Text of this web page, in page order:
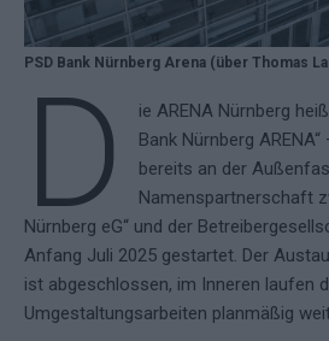
PSD Bank Nürnberg Arena (über Thomas
D
ie ARENA Nürnberg
Bank Nürnberg
bereits an der
Namenspartnerschaft
Nürnberg eG“ und der
Anfang Juli 2025 gestartet. Der
ist abgeschlossen, im Inneren laufen
Umgestaltungsarbeiten planmäßig